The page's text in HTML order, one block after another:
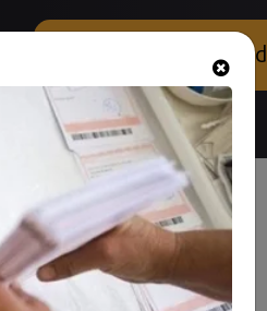
Hallgasd és nézd